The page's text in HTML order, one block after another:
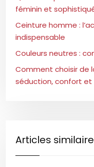
féminin et
Ceinture homme :
indispensable
Couleurs neutres :
Comment choisir de
séduction, confort et
Articles